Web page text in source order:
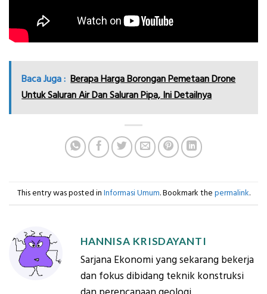
Baca Juga : Berapa Harga Borongan Pemetaan Drone
Untuk Saluran Air Dan Saluran Pipa, Ini Detailnya
This entry was posted in Informasi Umum. Bookmark the permalink.
HANNISA KRISDAYANTI
Sarjana Ekonomi yang sekarang bekerja
dan fokus dibidang teknik konstruksi